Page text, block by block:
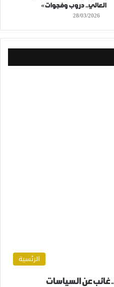
العالي.. دروب وفجوات»
28/03/2026
الرئسية
غائب عن السياسات